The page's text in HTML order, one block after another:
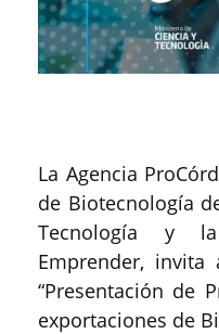
La Agencia
de Biotecnología
Tecnología y
Emprender,
“Presentación de
exportaciones de